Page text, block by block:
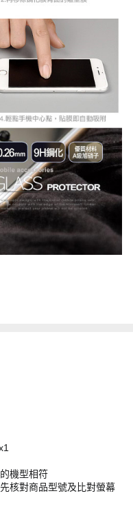
機型相符
核對商品型號及比對螢幕